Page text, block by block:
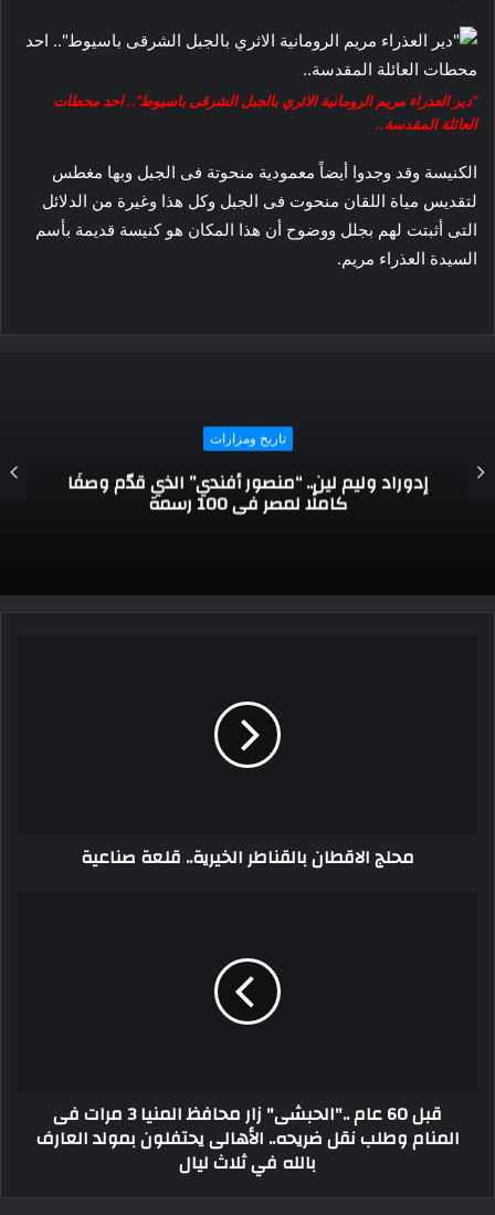
“دير العذراء مريم الرومانية الاثري بالجبل الشرقى باسيوط”.. احد محطات
العائلة المقدسة..
الكنيسة وقد وجدوا أيضاً معمودية منحوتة فى الجبل وبها مغطس
لتقديس مياة اللقان منحوت فى الجبل وكل هذا وغيرة من الدلائل
التى أثبتت لهم بجلل ووضوح أن هذا المكان هو كنيسة قديمة بأسم
السيدة العذراء مريم.
تاريخ ومزارات
حصن الحزم: رمز التاريخ العماني والعراقة
المعمارية
محلج الاقطان بالقناطر الخيرية.. قلعة صناعية
قبل 60 عام .."الحبشى" زار محافظ المنيا 3 مرات فى
المنام وطلب نقل ضريحه.. الأهالى يحتفلون بمولد العارف
بالله في ثلاث ليال